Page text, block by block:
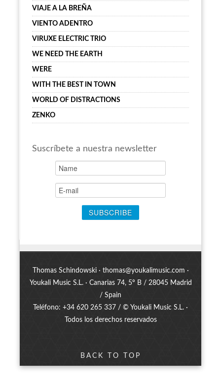
VIAJE A LA BREÑA
VIENTO ADENTRO
VIRUXE ELECTRIC TRIO
WE NEED THE EARTH
WERE
WITH THE BEST IN TOWN
WORLD OF DISTRACTIONS
ZENKO
Suscríbete a nuestra newsletter
Thomas Schindowski · thomas@youkalimusic.com ·
Youkali Music S.L. · Canarias 74, 5º B / 28045 Madrid
/ Spain
Teléfono: +34 620 265 337 / © Youkali Music S.L. ·
Todos los derechos reservados
BACK TO TOP